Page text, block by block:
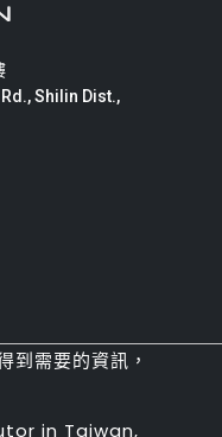
Shilin Dist.,
到需要的資訊，
in Taiwan,